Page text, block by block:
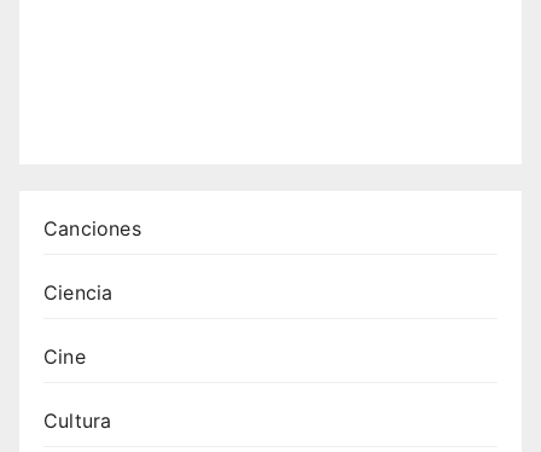
Canciones
Ciencia
Cine
Cultura